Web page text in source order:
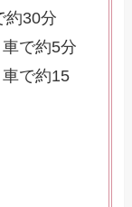
約30分
で約5分
で約15